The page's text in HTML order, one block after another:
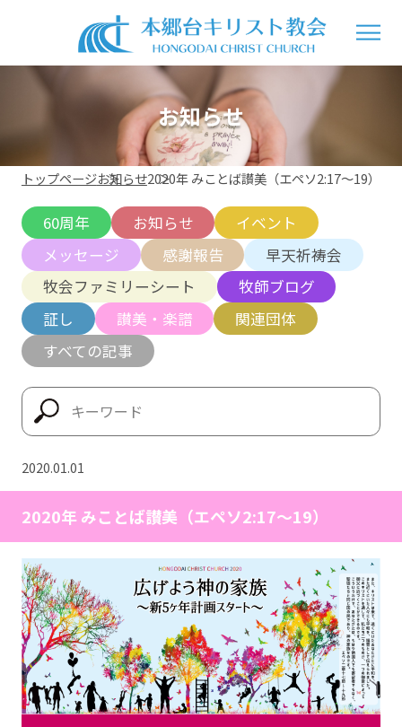
お知らせ
トップページお知らせ2020年 みことば讃美（エペソ2:17〜19）
60周年 お知らせ
イベント
メッセージ
感謝報告
早天祈祷会
牧会ファミリーシート
牧師ブログ
証し
讃美・楽譜
関連団体
すべての記事
2020.01.01
2020年 みことば讃美（エペソ2:17〜19）